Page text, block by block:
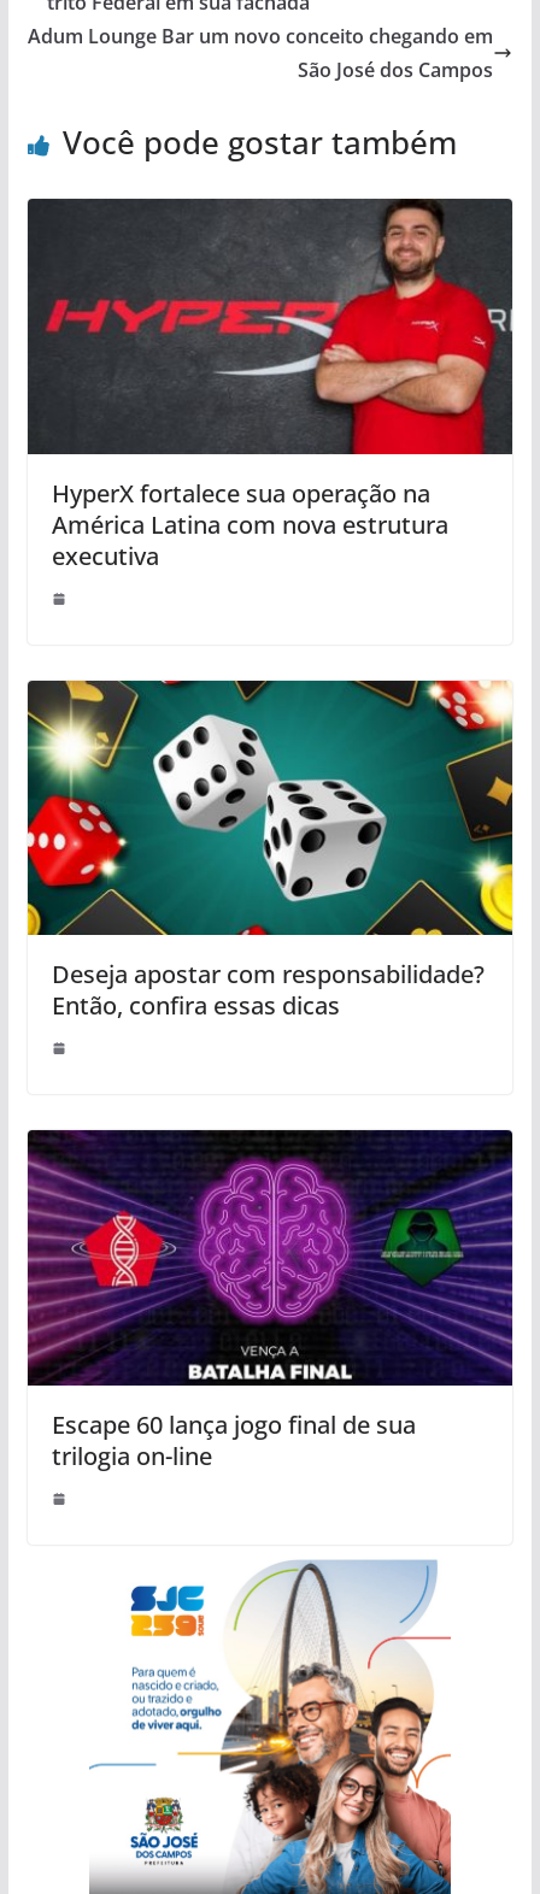
Adum Lounge Bar um novo conceito chegando em
São José dos Campos
Você pode gostar também
HyperX fortalece sua operação na
América Latina com nova estrutura
executiva
Deseja apostar com responsabilidade?
Então, confira essas dicas
Escape 60 lança jogo final de sua
trilogia on-line